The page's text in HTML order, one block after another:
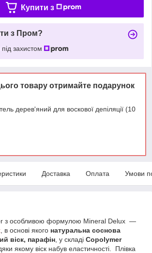
Купити з
з Пром?
захистом
товару отримайте подарунок
дерев'яний для воскової депіляції (10
Доставка Оплата Умови
з особливою формулою Mineral Delux —
, в основі якого натуральна соснова
віск, парафін , у складі Copolymer
якому віск набув еластичності. Плівка